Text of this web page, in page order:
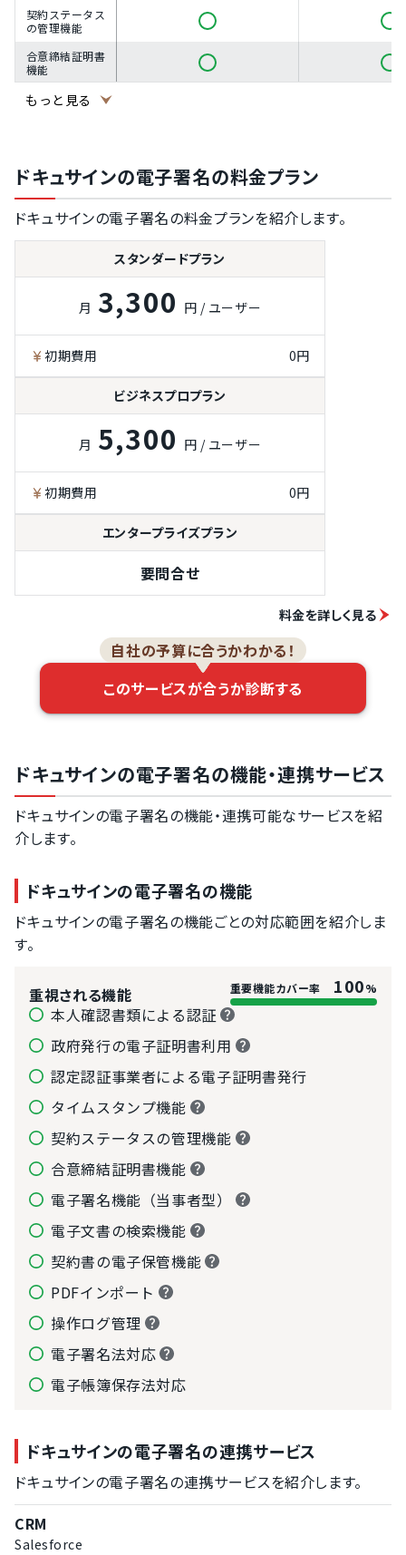
契約ステータス
の管理機能
合意締結証明書
機能
電子文書の検索
機能
PDFインポート
電子署名機能
（当事者型）
政府発行の電子
証明書利用
認定認証事業者
による電子証明
書発行
電子帳簿保存法
もっと見る
ドキュサインの電子署名の料金プラン
ドキュサインの電子署名の料金プランを紹介します。
スタンダードプラン
月 3,300 円 / ユーザー
初期費用 0円
ビジネスプロプラン
月 5,300 円 / ユーザー
初期費用 0円
エンタープライズプラン
要問合せ
料金を詳しく見る
自社の予算に合うかわかる！
このサービスが合うか診断する
ドキュサインの電子署名の機能・連携サービス
ドキュサインの電子署名の機能・連携可能なサービスを紹
介します。
ドキュサインの電子署名の機能
ドキュサインの電子署名の機能ごとの対応範囲を紹介しま
す。
重視される機能 重要機能カバー率 100%
本人確認書類による認証
政府発行の電子証明書利用
認定認証事業者による電子証明書発行
タイムスタンプ機能
契約ステータスの管理機能
合意締結証明書機能
電子署名機能（当事者型）
電子文書の検索機能
契約書の電子保管機能
PDFインポート
操作ログ管理
電子署名法対応
電子帳簿保存法対応
ドキュサインの電子署名の連携サービス
ドキュサインの電子署名の連携サービスを紹介します。
CRM
Salesforce